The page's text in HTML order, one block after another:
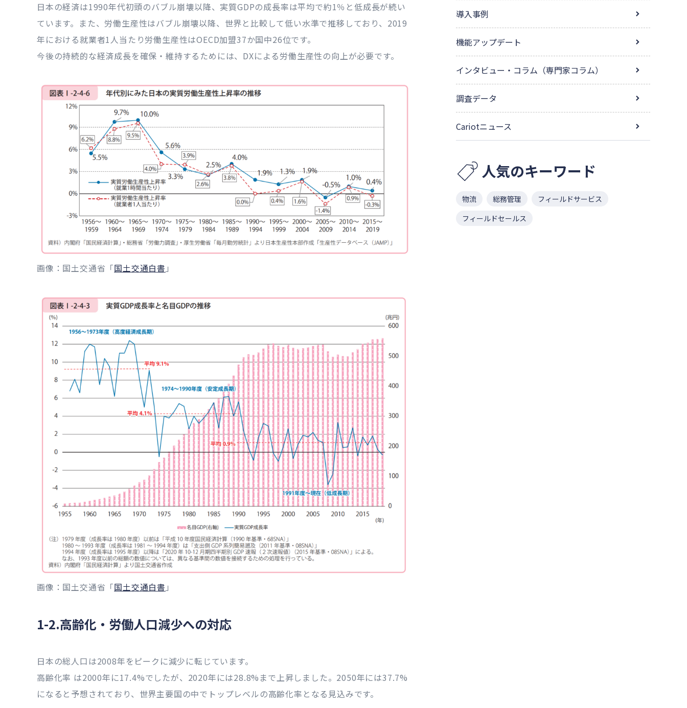
日本の経済は1990年代初頭のバブル崩壊以降、実質GDPの成長率は平均で約1％と低成長が続い
ています。また、労働生産性はバブル崩壊以降、世界と比較して低い水準で推移しており、2019
年における就業者1人当たり労働生産性はOECD加盟37か国中26位です。
今後の持続的な経済成長を確保・維持するためには、DXによる労働生産性の向上が必要です。
画像：国土交通省「国土交通白書 」
画像：国土交通省「国土交通白書 」
1-2.高齢化・労働人口減少への対応
日本の総人口は2008年をピークに減少に転じています。
高齢化率 は2000年に17.4%でしたが、2020年には28.8%まで上昇しました。2050年には37.7%
になると予想されており、世界主要国の中でトップレベルの高齢化率となる見込みです。
導入事例
機能アップデート
インタビュー・コラム（専門家コラム）
調査データ
Cariotニュース
人気のキーワード
物流 総務管理
フィールドサービス
フィールドセールス